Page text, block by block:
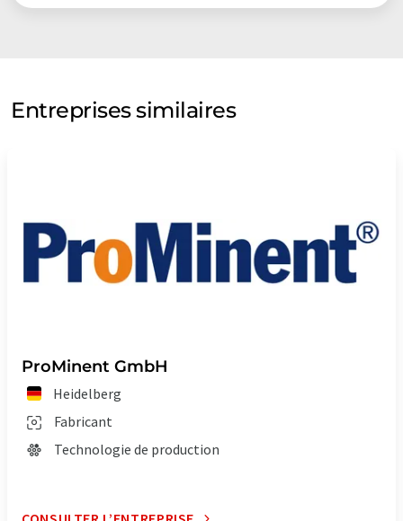
Entreprises similaires
ProMinent GmbH
Heidelberg
Fabricant
Technologie de production